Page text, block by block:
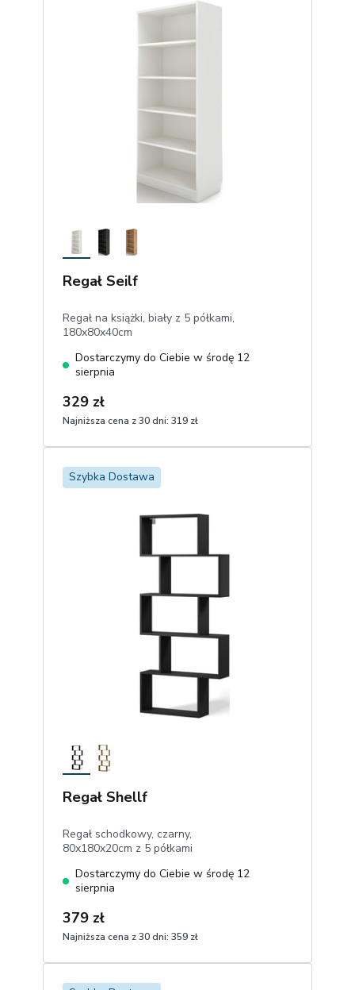
Regał Seilf
Regał na książki, biały z 5 półkami,
180x80x40cm
Dostarczymy do Ciebie w środę 12
sierpnia
329 zł
Najniższa cena z 30 dni: 319 zł
1
Szybka Dostawa
Regał Shellf
Regał schodkowy, czarny,
80x180x20cm z 5 półkami
Dostarczymy do Ciebie w środę 12
sierpnia
379 zł
Najniższa cena z 30 dni: 359 zł
1